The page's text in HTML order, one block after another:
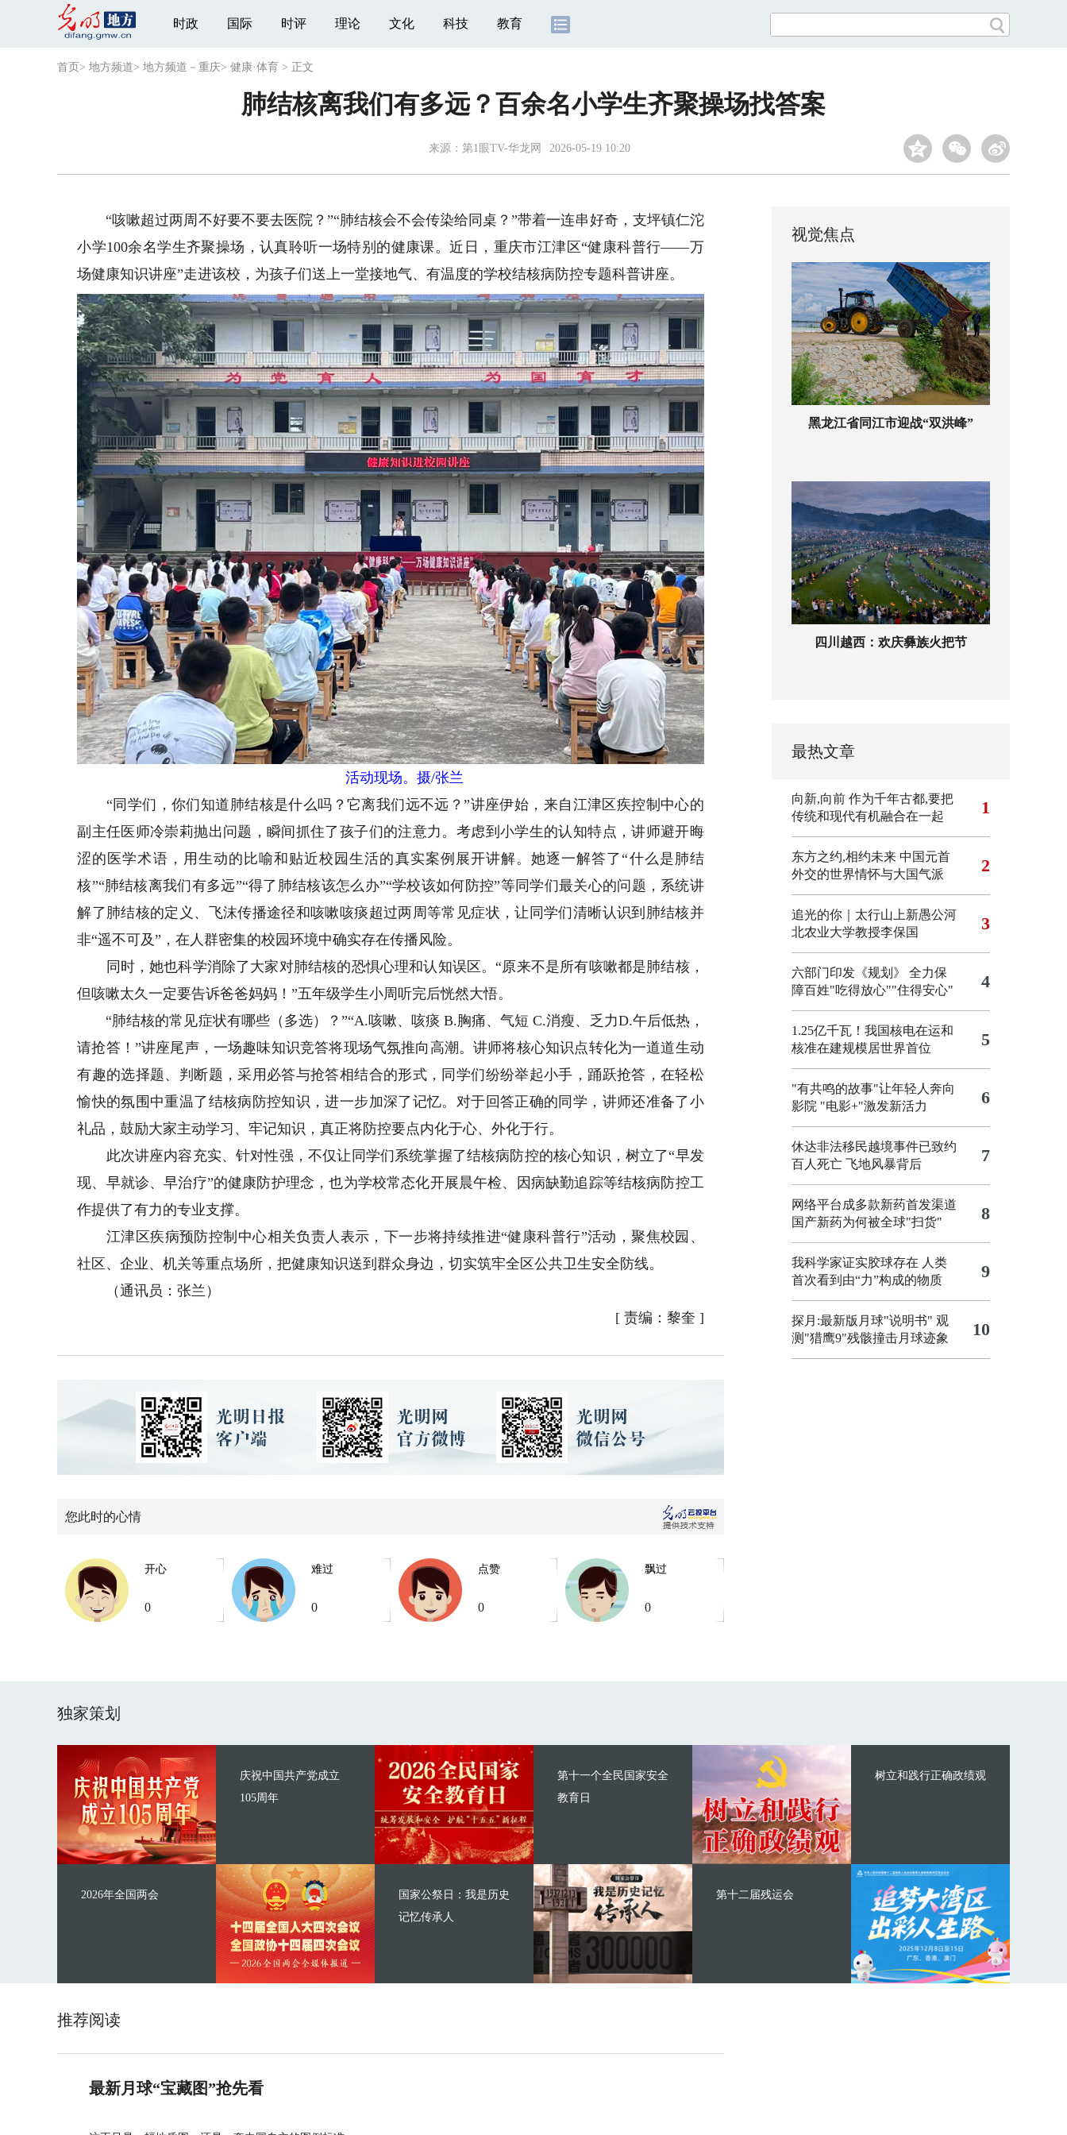
时政 国际 时评 理论 文化 科技 教育
首页 > 地方频道> 地方频道－重庆> 健康·体育 > 正文
肺结核离我们有多远？百余名小学生齐聚操场找答案
来源： 第1眼TV-华龙网 2026-05-19 10:20
“咳嗽超过两周不好要不要去医院？”“肺结核会不会传染给同桌？”带着一连串好奇，支坪镇仁沱
小学100余名学生齐聚操场，认真聆听一场特别的健康课。近日，重庆市江津区“健康科普行——万
场健康知识讲座”走进该校，为孩子们送上一堂接地气、有温度的学校结核病防控专题科普讲座。
活动现场。摄/张兰
“同学们，你们知道肺结核是什么吗？它离我们远不远？”讲座伊始，来自江津区疾控制中心的
副主任医师冷崇莉抛出问题，瞬间抓住了孩子们的注意力。考虑到小学生的认知特点，讲师避开晦
涩的医学术语，用生动的比喻和贴近校园生活的真实案例展开讲解。她逐一解答了“什么是肺结
核”“肺结核离我们有多远”“得了肺结核该怎么办”“学校该如何防控”等同学们最关心的问题，系统讲
解了肺结核的定义、飞沫传播途径和咳嗽咳痰超过两周等常见症状，让同学们清晰认识到肺结核并
非“遥不可及”，在人群密集的校园环境中确实存在传播风险。
同时，她也科学消除了大家对肺结核的恐惧心理和认知误区。“原来不是所有咳嗽都是肺结核，
但咳嗽太久一定要告诉爸爸妈妈！”五年级学生小周听完后恍然大悟。
“肺结核的常见症状有哪些（多选）？”“A.咳嗽、咳痰 B.胸痛、气短 C.消瘦、乏力D.午后低热，
请抢答！”讲座尾声，一场趣味知识竞答将现场气氛推向高潮。讲师将核心知识点转化为一道道生动
有趣的选择题、判断题，采用必答与抢答相结合的形式，同学们纷纷举起小手，踊跃抢答，在轻松
愉快的氛围中重温了结核病防控知识，进一步加深了记忆。对于回答正确的同学，讲师还准备了小
礼品，鼓励大家主动学习、牢记知识，真正将防控要点内化于心、外化于行。
此次讲座内容充实、针对性强，不仅让同学们系统掌握了结核病防控的核心知识，树立了“早发
现、早就诊、早治疗”的健康防护理念，也为学校常态化开展晨午检、因病缺勤追踪等结核病防控工
作提供了有力的专业支撑。
江津区疾病预防控制中心相关负责人表示，下一步将持续推进“健康科普行”活动，聚焦校园、
社区、企业、机关等重点场所，把健康知识送到群众身边，切实筑牢全区公共卫生安全防线。
（通讯员：张兰）
[ 责编：黎奎 ]
您此时的心情
开心
0
难过
0
点赞
0
飘过
0
视觉焦点
黑龙江省同江市迎战“双洪峰”
四川越西：欢庆彝族火把节
最热文章
向新,向前 作为千年古都,要把
传统和现代有机融合在一起
1
东方之约,相约未来 中国元首
外交的世界情怀与大国气派
2
追光的你｜太行山上新愚公河
北农业大学教授李保国
3
六部门印发《规划》 全力保
障百姓"吃得放心""住得安心"
4
1.25亿千瓦！我国核电在运和
核准在建规模居世界首位
5
"有共鸣的故事"让年轻人奔向
影院 "电影+"激发新活力 6
休达非法移民越境事件已致约
百人死亡 飞地风暴背后 7
网络平台成多款新药首发渠道
国产新药为何被全球"扫货"
8
我科学家证实胶球存在 人类
首次看到由“力”构成的物质
9
探月:最新版月球"说明书" 观
测"猎鹰9"残骸撞击月球迹象
10
独家策划
庆祝中国共产党成立
105周年
2026年全国两会
第十一个全民国家安全
教育日
国家公祭日：我是历史
记忆传承人
树立和践行正确政绩观
第十二届残运会
推荐阅读
最新月球“宝藏图”抢先看